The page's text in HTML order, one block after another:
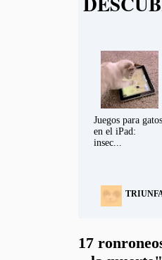
Juegos para gatos
en el iPad:
insec...
17